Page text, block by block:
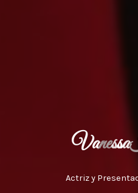
Vanessa
Actriz y